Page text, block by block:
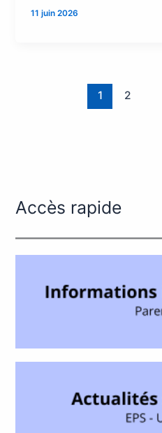
11 juin 2026
1 2
Accès rapide